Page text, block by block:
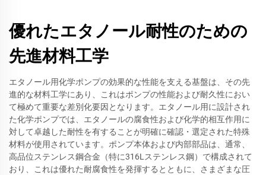
優れたエタノール耐性のための
先進材料工学
エタノール用化学ポンプの効果的な性能を支える基盤は、その先
進的な材料工学にあり、これはポンプの性能および耐久性におい
て極めて重要な差別化要因となります。エタノール用に設計され
た化学ポンプでは、エタノールの腐食性および化学的相互作用に
対して卓越した耐性を有することが明確に確認・選定された特殊
材料が使用されています。ポンプ本体および内部部品は、通常、
高品位ステンレス鋼合金（特に316Lステンレス鋼）で構成されて
おり、これは優れた耐腐食性を発揮するとともに、さまざまな圧